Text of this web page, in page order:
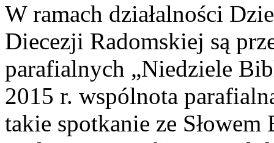
W ramach działalności
Diecezji Radomskiej są
parafialnych „Niedziele
2015 r. wspólnota
takie spotkanie ze